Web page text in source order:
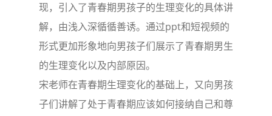
现，引入了青春期男孩子的生理变化的具体讲
解，由浅入深循循善诱。通过ppt和短视频的
形式更加形象地向男孩子们展示了青春期男生
的生理变化以及内部原因。
宋老师在青春期生理变化的基础上，又向男孩
子们讲解了处于青春期应该如何接纳自己和尊